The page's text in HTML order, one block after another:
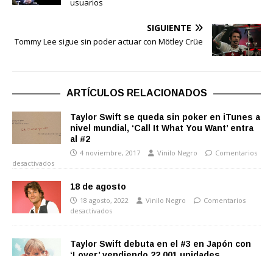
usuarios
SIGUIENTE
Tommy Lee sigue sin poder actuar con Mötley Crüe
ARTÍCULOS RELACIONADOS
Taylor Swift se queda sin poker en iTunes a
nivel mundial, ‘Call It What You Want’ entra
al #2
4 noviembre, 2017 Vinilo Negro
Comentarios
desactivados
18 de agosto
18 agosto, 2022 Vinilo Negro
Comentarios
desactivados
Taylor Swift debuta en el #3 en Japón con